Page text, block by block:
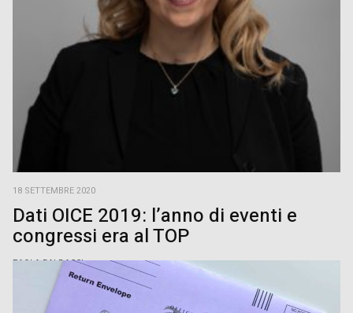
18 SETTEMBRE 2020
Dati OICE 2019: l’anno di eventi e
congressi era al TOP
PAOLA BALDACCI
I dati Oice 2019 mostrano un settore degli eventi e dei congressi in
forte salute. Cui l’epidemia di Coronavirus ha letteralmente